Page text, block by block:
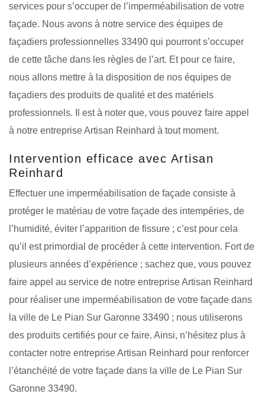
services pour s’occuper de l’imperméabilisation de votre
façade. Nous avons à notre service des équipes de
façadiers professionnelles 33490 qui pourront s’occuper
de cette tâche dans les règles de l’art. Et pour ce faire,
nous allons mettre à la disposition de nos équipes de
façadiers des produits de qualité et des matériels
professionnels. Il est à noter que, vous pouvez faire appel
à notre entreprise Artisan Reinhard à tout moment.
Intervention efficace avec Artisan
Reinhard
Effectuer une imperméabilisation de façade consiste à
protéger le matériau de votre façade des intempéries, de
l’humidité, éviter l’apparition de fissure ; c’est pour cela
qu’il est primordial de procéder à cette intervention. Fort de
plusieurs années d’expérience ; sachez que, vous pouvez
faire appel au service de notre entreprise Artisan Reinhard
pour réaliser une imperméabilisation de votre façade dans
la ville de Le Pian Sur Garonne 33490 ; nous utiliserons
des produits certifiés pour ce faire. Ainsi, n’hésitez plus à
contacter notre entreprise Artisan Reinhard pour renforcer
l’étanchéité de votre façade dans la ville de Le Pian Sur
Garonne 33490.